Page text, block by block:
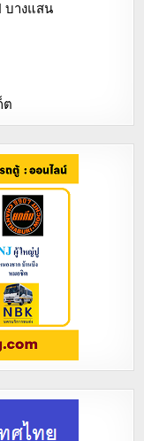
บางแสน
ต